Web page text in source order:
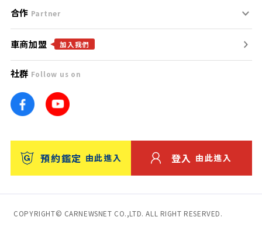
免責聲明
隱私權政策
團隊
車訊網
台灣優良中古車商大獎
聯絡我們
什麼是Goo鑑定？
找好車
找好店
找海外車
消費者評價
保固
合作 Partner
合作夥伴
廣告合作
車商加盟 加入我們
社群 Follow us on
預約鑑定 由此進入 登入 由此進入
COPYRIGHT© CARNEWSNET CO.,LTD. ALL RIGHT RESERVED.